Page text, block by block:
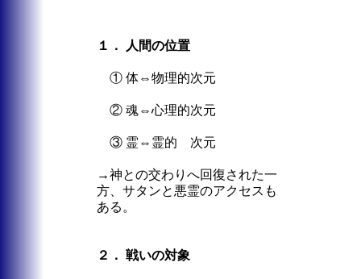
１． 人間の位置
① 体⇔物理的次元
② 魂⇔心理的次元
③ 霊⇔霊的 次元
→神との交わりへ回復された一
方、サタンと悪霊のアクセスも
ある。
２． 戦いの対象